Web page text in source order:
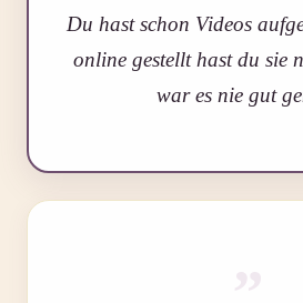
Du hast schon Videos
online gestellt hast du sie
war es nie gut